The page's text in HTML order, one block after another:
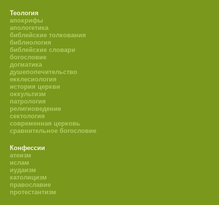
Теология
апокрифы
апологетика
библейские толкования
библиология
библейские словари
богословие
догматика
душепопечительство
екклесиология
история церкви
оккультизм
патрология
религиоведение
сектология
современная церковь
сравнительное богословие
Конфессии
атеизм
ислам
иудаизм
католицизм
православие
протестантизм